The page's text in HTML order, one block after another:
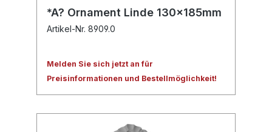
*A? Ornament Linde 130x185mm
Artikel-Nr. 8909.0
Melden Sie sich jetzt an für
Preisinformationen und Bestellmöglichkeit!